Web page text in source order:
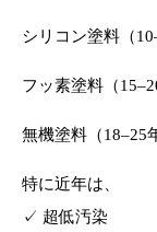
シリコン塗料（
フッ素塗料（
無機塗料（18–25
特に近年は、
✓ 超低汚染